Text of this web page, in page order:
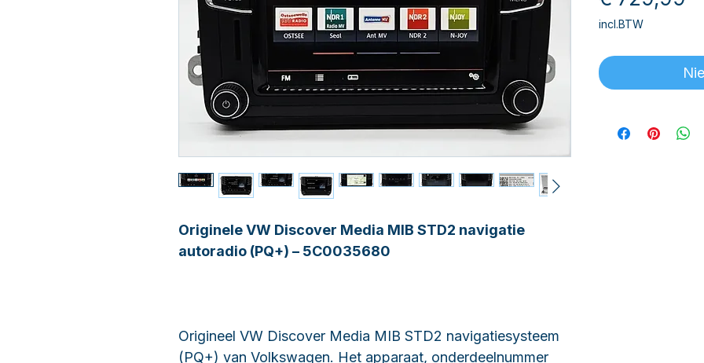
Originele VW Discover Media MIB STD2 navigatie
autoradio (PQ+) – 5C0035680
Origineel VW Discover Media MIB STD2 navigatiesysteem
(PQ+) van Volkswagen. Het apparaat, onderdeelnummer
incl.BTW